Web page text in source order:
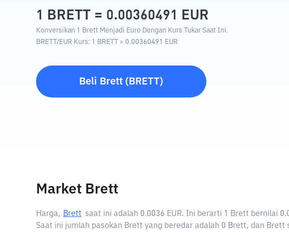
1 BRETT = 0.00360491 EUR
Konversikan 1 Brett Menjadi Euro Dengan Kurs Tukar Saat Ini.
BRETT /EUR Kurs: 1 BRETT = 0.00360491 EUR
Beli Brett ( BRETT)
Market Brett
Harga, Brett saat ini adalah 0.0036 EUR. Ini berarti 1 Brett bernilai
Saat ini jumlah pasokan Brett yang beredar adalah 0 Brett, dan